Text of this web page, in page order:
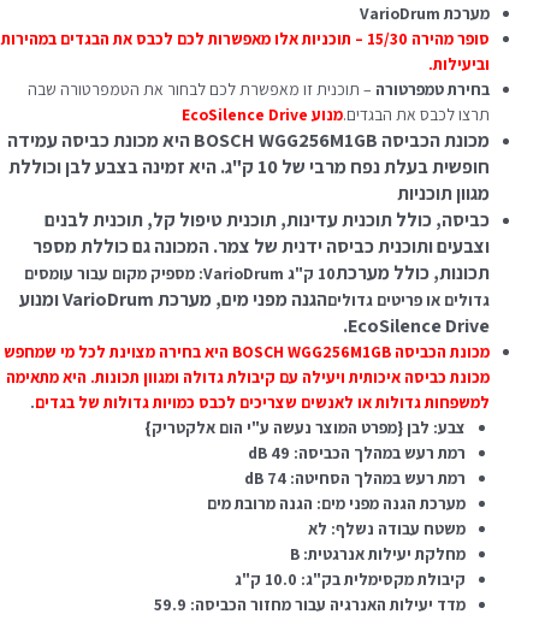
מערכת VarioDrum
סופר מהירה 15/30 – תוכניות אלו מאפשרות לכם לכבס את הבגדים במהירות
וביעילות.
בחירת טמפרטורה– תוכנית זו מאפשרת לכם לבחור את הטמפרטורה שבה
תרצו לכבס את הבגדים.מנוע EcoSilence Drive
מכונת הכביסה BOSCH WGG256M1GB היא מכונת כביסה עמידה
חופשית בעלת נפח מרבי של 10 ק"ג. היא זמינה בצבע לבן וכוללת
מגוון תוכניות
כביסה, כולל תוכנית עדינות, תוכנית טיפול קל, תוכנית לבנים
וצבעים ותוכנית כביסה ידנית של צמר. המכונה גם כוללת מספר
תכונות, כולל מערכת
10 ק"ג VarioDrum: מספיק מקום עבור עומסים
גדולים או פריטים גדולים
הגנה מפני מים, מערכת VarioDrum ומנוע
EcoSilence Drive.
מכונת הכביסה BOSCH WGG256M1GB היא בחירה מצוינת לכל מי שמחפש
מכונת כביסה איכותית ויעילה עם קיבולת גדולה ומגוון תכונות. היא מתאימה
למשפחות גדולות או לאנשים שצריכים לכבס כמויות גדולות של בגדים.
צבע: לבן {מפרט המוצר נעשה ע"י הום אלקטריק}
רמת רעש במהלך הכביסה: 49 dB
רמת רעש במהלך הסחיטה: 74 dB
מערכת הגנה מפני מים: הגנה מרובת מים
משטח עבודה נשלף: לא
מחלקת יעילות אנרגטית: B
קיבולת מקסימלית בק"ג: 10.0 ק"ג
מדד יעילות האנרגיה עבור מחזור הכביסה: 59.9